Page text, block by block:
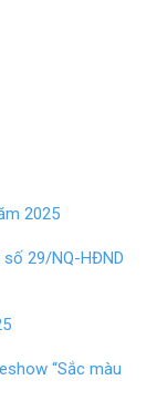
2025
29/NQ-HĐND
“Sắc màu